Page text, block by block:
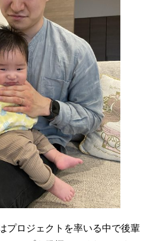
プロジェクトを率いる中で後輩